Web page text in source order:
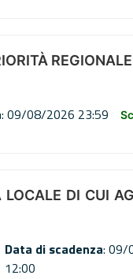
: 09/08/2026 23:59
DI CUI
Data di scadenza: 09/
12:00